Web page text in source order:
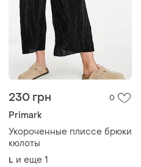
230 грн 0
Primark
Укороченные плиссе брюки
кюлоты
L и еще 1